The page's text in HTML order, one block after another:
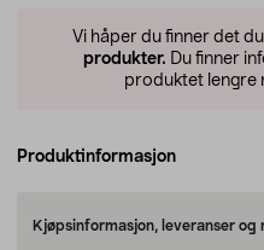
Vi håper du finner det
produkter. Du finner
produktet lengre
Produktinformasjon
Kjøpsinformasjon, leveranser og